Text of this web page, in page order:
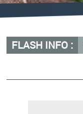
FLASH INFO :